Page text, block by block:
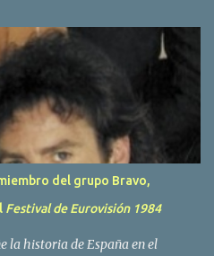
del grupo Bravo,
Festival de Eurovisión 1984
la historia de España en el